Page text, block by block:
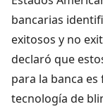
bancarias
exitosos y no
declaró que
para la banca
tecnología de